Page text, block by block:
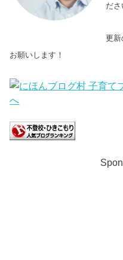
ださ
更新
お願いします！